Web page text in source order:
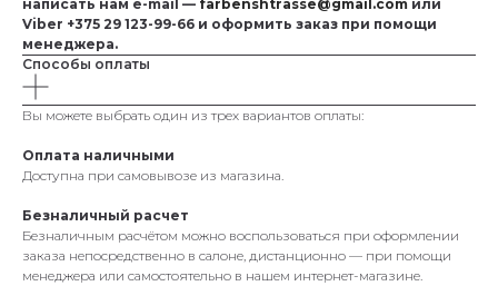
написать нам e-mail — farbenshtrasse@gmail.com или
Viber +375 29 123-99-66 и оформить заказ при помощи
менеджера.
Способы оплаты
Вы можете выбрать один из трех вариантов оплаты:
Оплата наличными
Доступна при самовывозе из магазина.
Безналичный расчет
Безналичным расчётом можно воспользоваться при оформлении
заказа непосредственно в салоне, дистанционно — при помощи
менеджера или самостоятельно в нашем интернет-магазине.